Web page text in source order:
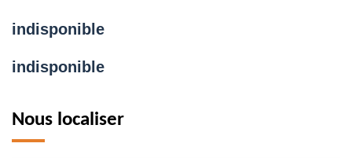
indisponible
indisponible
Nous localiser